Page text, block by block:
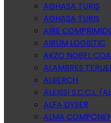
AGHASA TURIS
AGHASA TURIS
AIRE
AIRUM LOGISTIC
AKZO NOBEL
ALAMBRES
ALBERCH
ALEISSI S.C.C.L.
ALFA DYSER
ALMA